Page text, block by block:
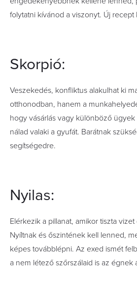
folytatni kívánod a viszonyt. Új recept
Skorpió:
Veszekedés, konfliktus alakulhat ki
otthonodban, hanem a
hogy vásárlás vagy különböző
nálad valaki a gyufát. Barátnak
segítségedre.
Nyilas:
Elérkezik a pillanat, amikor tiszta
Nyíltnak és őszintének kell lenned,
képes továbblépni. Az exed ismét
a nem létező szőrszálaid is az égnek